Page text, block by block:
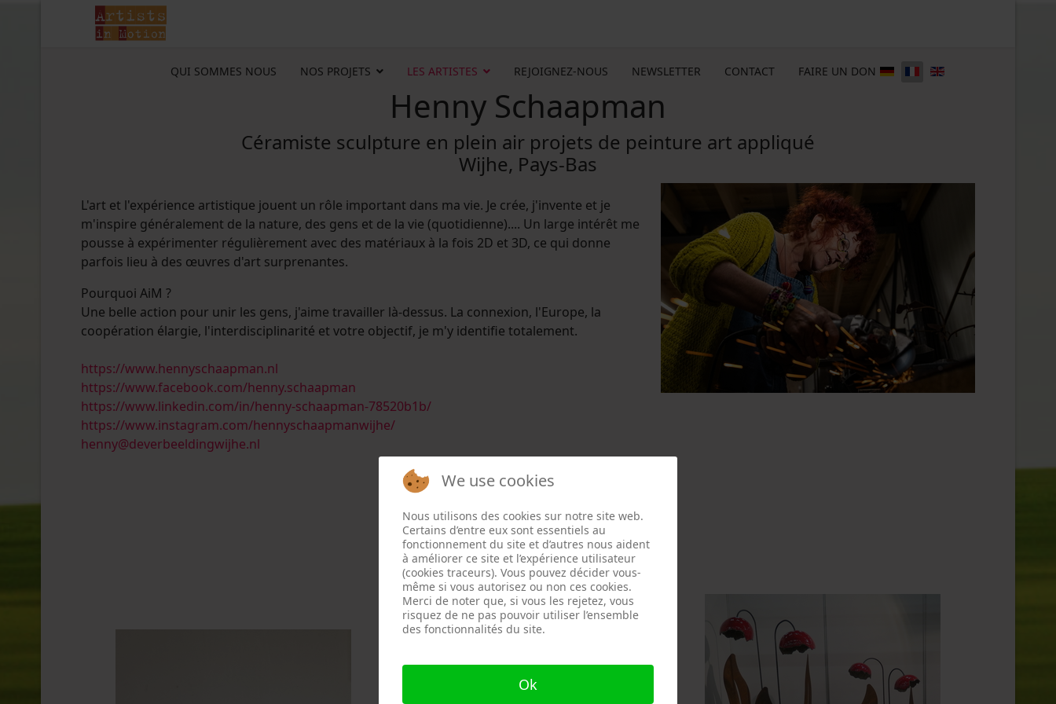
QUI SOMMES NOUS NOS PROJETS LES ARTISTES REJOIGNEZ-NOUS NEWSLETTER CONTACT FAIRE UN DON
Henny Schaapman
Céramiste sculpture en plein air projets de peinture art appliqué
Wijhe, Pays-Bas
L'art et l'expérience artistique jouent un rôle important dans ma vie. Je crée, j'invente et je
m'inspire généralement de la nature, des gens et de la vie (quotidienne).... Un large intérêt me
pousse à expérimenter régulièrement avec des matériaux à la fois 2D et 3D, ce qui donne
parfois lieu à des œuvres d'art surprenantes.
Pourquoi AiM ?
Une belle action pour unir les gens, j'aime travailler là-dessus. La connexion, l'Europe, la
coopération élargie, l'interdisciplinarité et votre objectif, je m'y identifie totalement.
https://www.hennyschaapman.nl
https://www.facebook.com/henny.schaapman
https://www.linkedin.com/in/henny-schaapman-78520b1b/
https://www.instagram.com/hennyschaapmanwijhe/
henny@deverbeeldingwijhe.nl
We use cookies
Nous utilisons des cookies sur notre site web.
Certains d’entre eux sont essentiels au
fonctionnement du site et d’autres nous aident
à améliorer ce site et l’expérience utilisateur
(cookies traceurs). Vous pouvez décider vous-
même si vous autorisez ou non ces cookies.
Merci de noter que, si vous les rejetez, vous
risquez de ne pas pouvoir utiliser l’ensemble
des fonctionnalités du site.
Ok